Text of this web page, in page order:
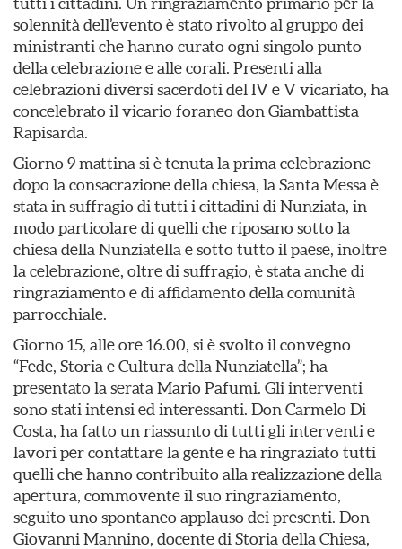
solennità dell’evento è stato rivolto al gruppo dei
ministranti che hanno curato ogni singolo punto
della celebrazione e alle corali. Presenti alla
celebrazioni diversi sacerdoti del IV e V vicariato, ha
concelebrato il vicario foraneo don Giambattista
Rapisarda.
Giorno 9 mattina si è tenuta la prima celebrazione
dopo la consacrazione della chiesa, la Santa Messa è
stata in suffragio di tutti i cittadini di Nunziata, in
modo particolare di quelli che riposano sotto la
chiesa della Nunziatella e sotto tutto il paese, inoltre
la celebrazione, oltre di suffragio, è stata anche di
ringraziamento e di affidamento della comunità
parrocchiale.
Giorno 15, alle ore 16.00, si è svolto il convegno
“Fede, Storia e Cultura della Nunziatella”; ha
presentato la serata Mario Pafumi. Gli interventi
sono stati intensi ed interessanti. Don Carmelo Di
Costa, ha fatto un riassunto di tutti gli interventi e
lavori per contattare la gente e ha ringraziato tutti
quelli che hanno contribuito alla realizzazione della
apertura, commovente il suo ringraziamento,
seguito uno spontaneo applauso dei presenti. Don
Giovanni Mannino, docente di Storia della Chiesa,